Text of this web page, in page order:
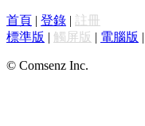
首頁 | 登錄 | 註冊
標準版 | 觸屏版 | 電腦版 |
© Comsenz Inc.